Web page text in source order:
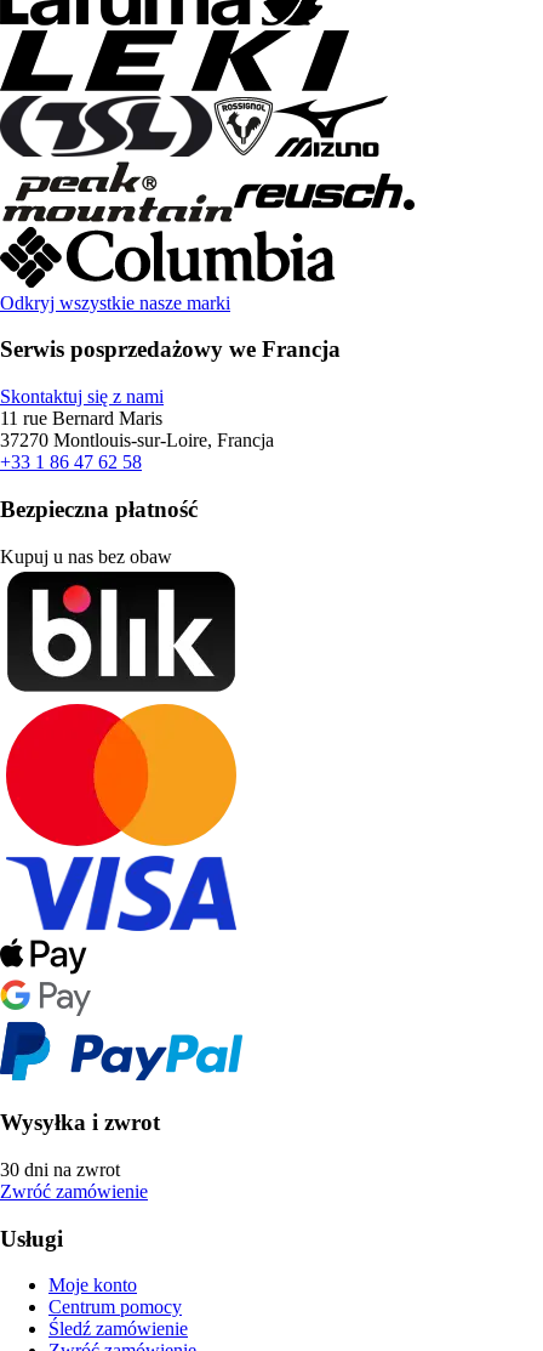
Odkryj wszystkie nasze marki
Serwis posprzedażowy we Francja
Skontaktuj się z nami
11 rue Bernard Maris
37270 Montlouis-sur-Loire, Francja
+33 1 86 47 62 58
Bezpieczna płatność
Kupuj u nas bez obaw
Wysyłka i zwrot
30 dni na zwrot
Zwróć zamówienie
Usługi
Moje konto
Centrum pomocy
Śledź zamówienie